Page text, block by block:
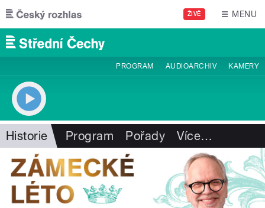
Přejít k hlavnímu obsahu
ŽIVĚ MENU
PROGRAM AUDIOARCHIV KAMERY
Historie Program Pořady Více…